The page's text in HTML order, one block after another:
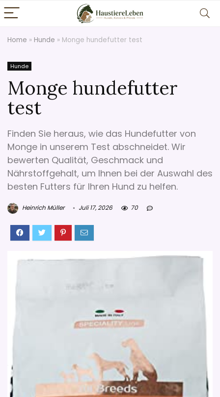
Home » Hunde » Monge hundefutter test
Hunde
Monge hundefutter
test
Finden Sie heraus, wie das Hundefutter von
Monge in unserem Test abschneidet. Wir
bewerten Qualität, Geschmack und
Nährstoffgehalt, um Ihnen bei der Auswahl des
besten Futters für Ihren Hund zu helfen.
Heinrich Müller Juli 17, 2026 70